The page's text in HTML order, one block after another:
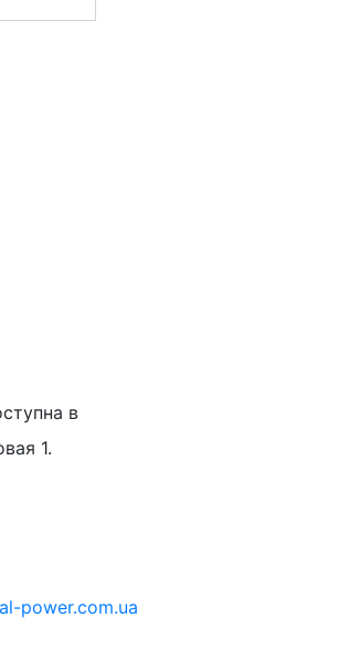
в
1.
power.com.ua